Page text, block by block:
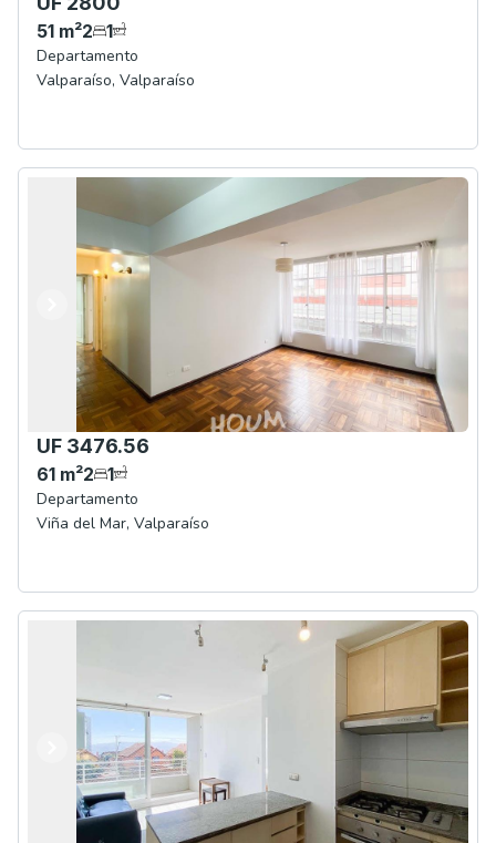
51 m²2 1
Departamento
Valparaíso, Valparaíso
Anterior
Siguiente
UF 3476.56
61 m²2 1
Departamento
Viña del Mar, Valparaíso
Anterior
Siguiente